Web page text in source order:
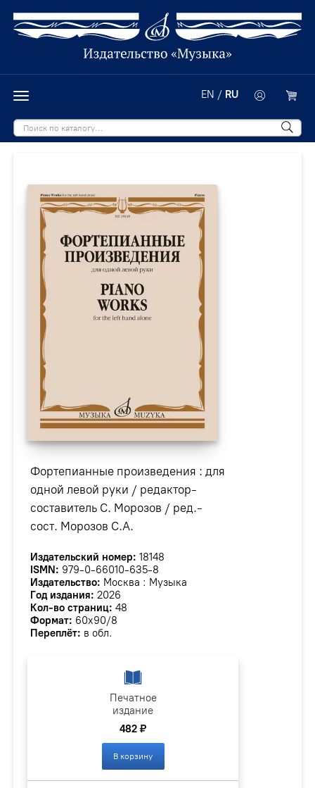
EN / RU
Фортепианные произведения : для
одной левой руки / редактор-
составитель С. Морозов / ред.-
сост. Морозов С.А.
Издательский номер: 18148
ISMN: 979-0-66010-635-8
Издательство: Москва : Музыка
Год издания: 2026
Кол-во страниц: 48
Формат: 60х90/8
Переплёт: в обл.
Печатное
издание
482 ₽
В корзину